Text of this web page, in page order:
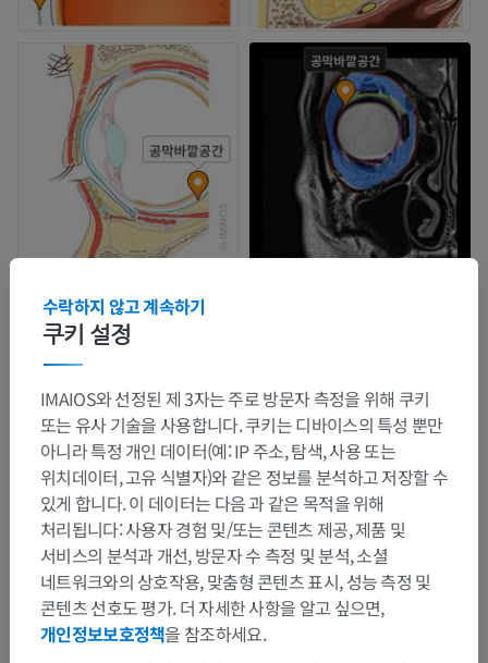
쿠키 설정
수락하지 않고 계속하기
IMAIOS와 선정된 제 3자는 주로 방문자 측정을 위해 쿠키
또는 유사 기술을 사용합니다. 쿠키는 디바이스의 특성 뿐만
아니라 특정 개인 데이터(예: IP 주소, 탐색, 사용 또는
위치데이터, 고유 식별자)와 같은 정보를 분석하고 저장할 수
있게 합니다. 이 데이터는 다음 과 같은 목적을 위해
처리됩니다: 사용자 경험 및/또는 콘텐츠 제공, 제품 및
서비스의 분석과 개선, 방문자 수 측정 및 분석, 소셜
네트워크와의 상호작용, 맞춤형 콘텐츠 표시, 성능 측정 및
콘텐츠 선호도 평가. 더 자세한 사항을 알고 싶으면,
개인정보보호정책을 참조하세요.